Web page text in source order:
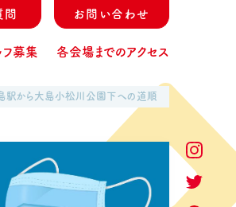
問 お問い合わせ
フ募集 各会場までのアクセス
駅から大島小松川公園下への道順